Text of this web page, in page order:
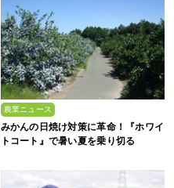
農業ニュース
みかんの日焼け対策に革命！『ホワイ
トコート』で暑い夏を乗り切る